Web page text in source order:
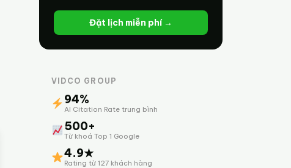
Đặt lịch miễn phí →
VIDCO GROUP
94%
AI Citation Rate trung bình
500+
Từ khoá Top 1 Google
4.9★
Rating từ 127 khách hàng